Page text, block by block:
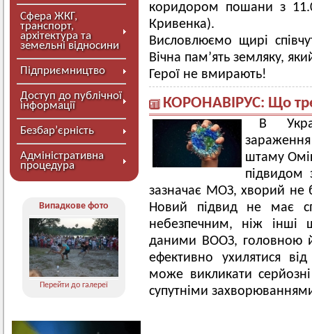
Сфера ЖКГ,
транспорт,
архітектура та
земельні відносини
Підприємництво
Доступ до публічної
інформації
Безбар’єрність
Адміністративна
процедура
Випадкове фото
Перейти до галереї
коридором пошани з
Кривенка).
Висловлюємо щирі
Вічна пам’ять земляку,
Герої не вмирають!
КОРОНАВІРУС: Що
В
штаму
підвидом
зазначає МОЗ, хворий не
Новий підвид не має
небезпечним, ніж інші
даними ВООЗ, головною
ефективно ухилятися
може викликати
супутніми